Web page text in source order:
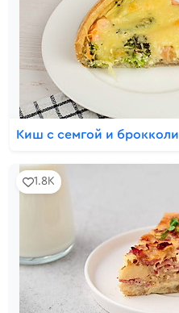
Киш с семгой и брокколи
1.8K